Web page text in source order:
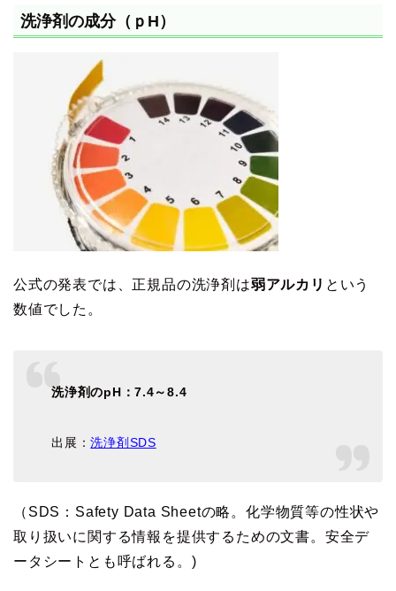
洗浄剤の成分（ｐH）
公式の発表では、正規品の洗浄剤は弱アルカリ という
数値でした。
洗浄剤のpH：7.4～8.4
出展：洗浄剤SDS
（SDS：Safety Data Sheetの略。化学物質等の性状や
取り扱いに関する情報を提供するための文書。安全デ
ータシートとも呼ばれる。)